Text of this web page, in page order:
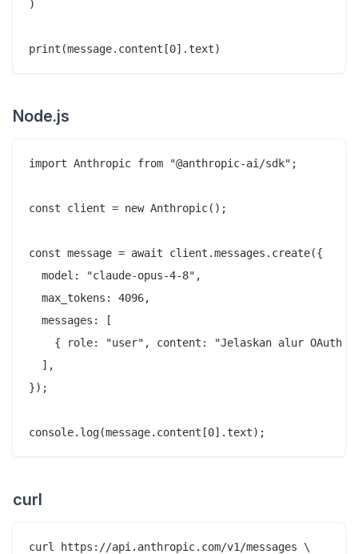
)
Node.js
import Anthropic from "@anthropic-ai/sdk";
const client = new Anthropic();
const message = await client.messages.create({
  model: "claude-opus-4-8",
  max_tokens: 4096,
  messages: [
{ role: "user", content: "Jelaskan alur OAuth
  ],
});
curl
curl https://api.anthropic.com/v1/messages \